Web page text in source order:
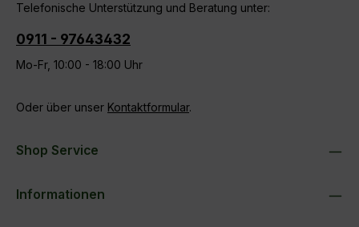
Telefonische Unterstützung und Beratung unter:
0911 - 97643432
Mo-Fr, 10:00 - 18:00 Uhr
Oder über unser Kontaktformular.
Shop Service
Informationen